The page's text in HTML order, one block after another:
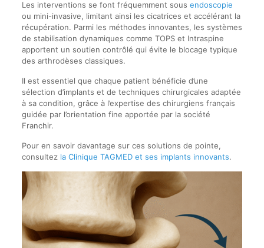
Les interventions se font fréquemment sous endoscopie
ou mini-invasive, limitant ainsi les cicatrices et accélérant la
récupération. Parmi les méthodes innovantes, les systèmes
de stabilisation dynamiques comme TOPS et Intraspine
apportent un soutien contrôlé qui évite le blocage typique
des arthrodèses classiques.
Il est essentiel que chaque patient bénéficie d’une
sélection d’implants et de techniques chirurgicales adaptée
à sa condition, grâce à l’expertise des chirurgiens français
guidée par l’orientation fine apportée par la société
Franchir.
Pour en savoir davantage sur ces solutions de pointe,
consultez la Clinique TAGMED et ses implants innovants.